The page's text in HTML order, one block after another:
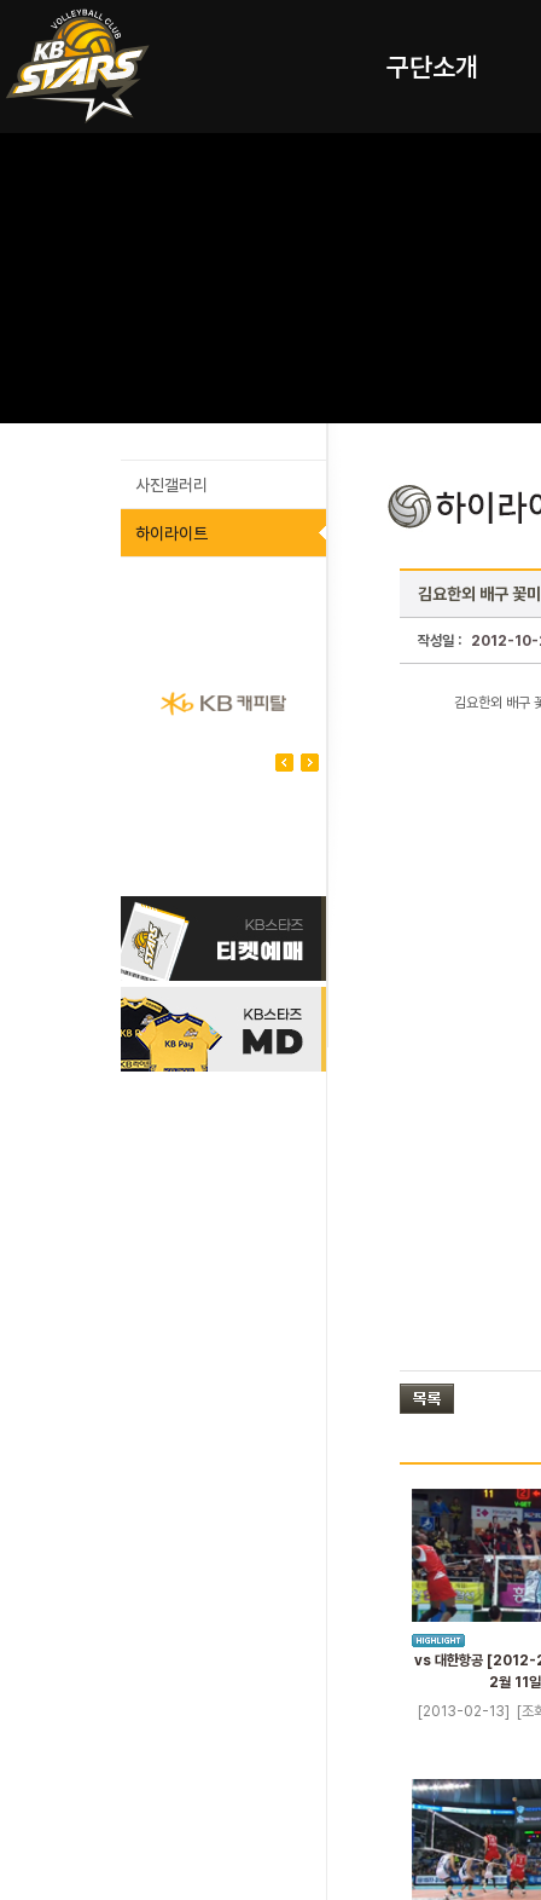
구단소개
사진갤러리
하이라이트
김요한외 배구 꽃
작성일 : 2012-
김요한외 배구
vs 대한항공 [2012-
2월 11일
[2013-02-13]
[조